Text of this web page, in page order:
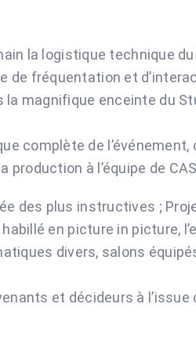
HOME
la logistique technique
fréquentation et
magnifique enceinte du
complète de l’événement,
à l’équipe de
des plus instructives ;
en picture in picture,
divers, salons
et décideurs à